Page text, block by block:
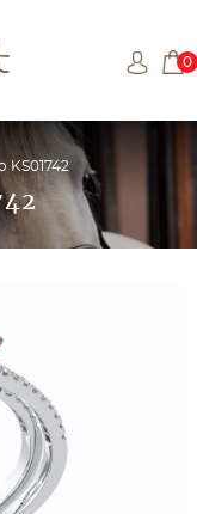
0
KS01742